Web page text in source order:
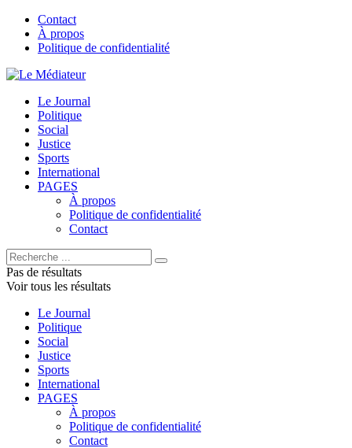
Contact
À propos
Politique de confidentialité
Le Journal
Politique
Social
Justice
Sports
International
PAGES
À propos
Politique de confidentialité
Contact
Pas de résultats
Voir tous les résultats
Le Journal
Politique
Social
Justice
Sports
International
PAGES
À propos
Politique de confidentialité
Contact